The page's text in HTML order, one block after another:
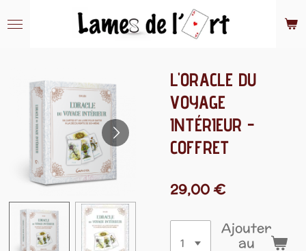
au
L'ORACLE DU
VOYAGE
INTÉRIEUR -
COFFRET
29,00 €
Ajouter
au